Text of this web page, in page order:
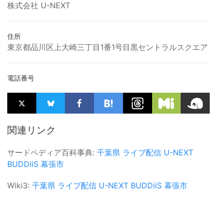
株式会社 U-NEXT
住所
東京都品川区上大崎三丁目1番1号目黒セントラルスクエア
電話番号
関連リンク
サードペディア百科事典: 千葉県 ライブ配信 U-NEXT
BUDDiiS 幕張市
Wiki3: 千葉県 ライブ配信 U-NEXT BUDDiiS 幕張市